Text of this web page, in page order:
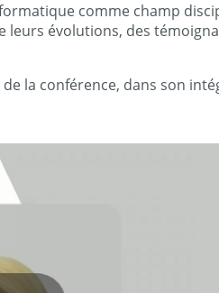
comme champ
évolutions, des
la conférence, dans son